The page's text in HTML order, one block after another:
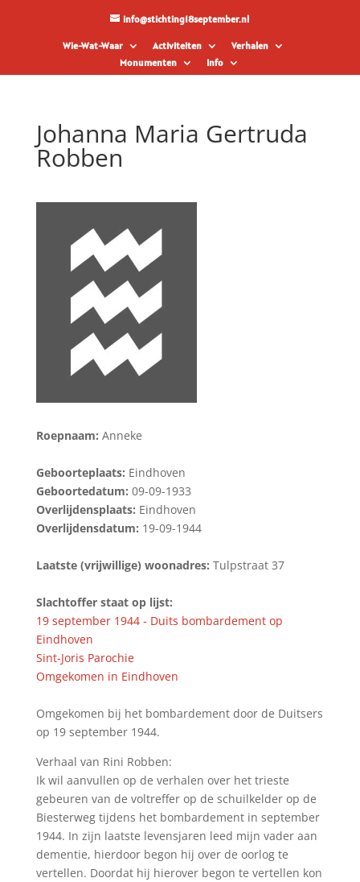
info@stichting18september.nl
Wie-Wat-Waar Activiteiten
Verhalen
Monumenten
Info
Johanna Maria Gertruda
Robben
Roepnaam: Anneke
Geboorteplaats: Eindhoven
Geboortedatum: 09-09-1933
Overlijdensplaats: Eindhoven
Overlijdensdatum: 19-09-1944
Laatste (vrijwillige) woonadres: Tulpstraat 37
Slachtoffer staat op lijst:
19 september 1944 - Duits bombardement op
Eindhoven
Sint-Joris Parochie
Omgekomen in Eindhoven
Omgekomen bij het bombardement door de Duitsers
op 19 september 1944.
Verhaal van Rini Robben:
Ik wil aanvullen op de verhalen over het trieste
gebeuren van de voltreffer op de schuilkelder op de
Biesterweg tijdens het bombardement in september
1944. In zijn laatste levensjaren leed mijn vader aan
dementie, hierdoor begon hij over de oorlog te
vertellen. Doordat hij hierover begon te vertellen kon